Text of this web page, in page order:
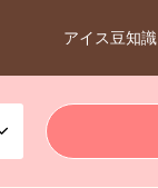
アイス豆知識